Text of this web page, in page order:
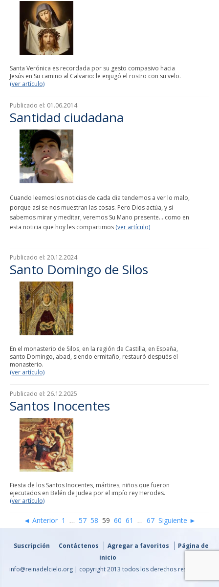
Santa Verónica es recordada por su gesto compasivo hacia
Jesús en Su camino al Calvario: le enjugó el rostro con su velo.
(ver artículo)
Publicado el: 01.06.2014
Santidad ciudadana
Cuando leemos los noticias de cada dia tendemos a ver lo malo,
porque asi se nos muestran las cosas. Pero Dios actúa, y si
sabemos mirar y meditar, veremos Su Mano presente....como en
esta noticia que hoy les compartimos (ver artículo)
Publicado el: 20.12.2024
Santo Domingo de Silos
En el monasterio de Silos, en la región de Castilla, en España,
santo Domingo, abad, siendo ermitaño, restauró después el
monasterio.
(ver artículo)
Publicado el: 26.12.2025
Santos Inocentes
Fiesta de los Santos Inocentes, mártires, niños que fueron
ejecutados en Belén de Judea por el impío rey Herodes.
(ver artículo)
◄ Anterior 1 … 57 58 59 60 61 … 67 Siguiente ►
Suscripción Contáctenos Agregar a favoritos
Página de
inicio
info@reinadelcielo.org | copyright 2013 todos los derechos reservados